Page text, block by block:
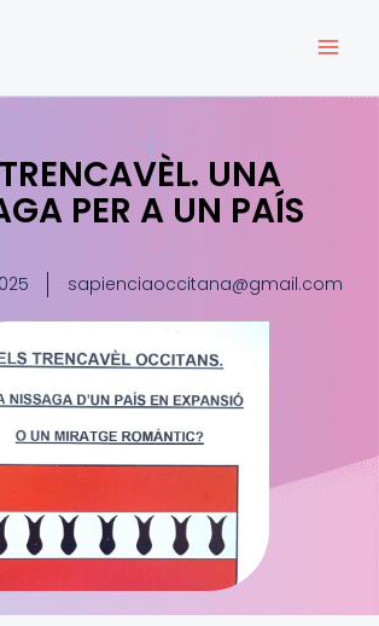
UNA
PER A UN PAÍS
sapienciaoccitana@gmail.com